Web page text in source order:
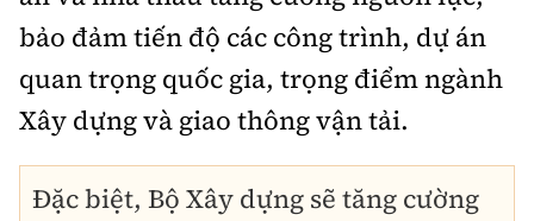
bảo đảm tiến độ các công trình, dự án
quan trọng quốc gia, trọng điểm ngành
Xây dựng và giao thông vận tải.
Đặc biệt, Bộ Xây dựng sẽ tăng cường